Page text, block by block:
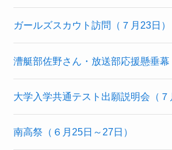
ガールズスカウト訪問（７月23日）
漕艇部佐野さん・放送部応援懸垂幕
大学入学共通テスト出願説明会（７
南高祭（６月25日～27日）